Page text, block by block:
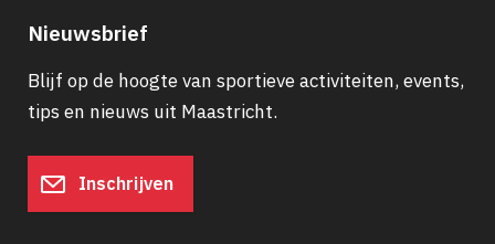
Nieuwsbrief
Blijf op de hoogte van sportieve activiteiten, events,
tips en nieuws uit Maastricht.
Inschrijven